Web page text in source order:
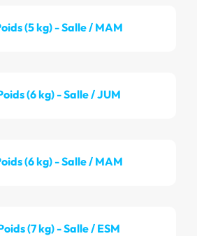
(5 kg) - Salle / MAM
(6 kg) - Salle / JUM
(6 kg) - Salle / MAM
(7 kg) - Salle / ESM